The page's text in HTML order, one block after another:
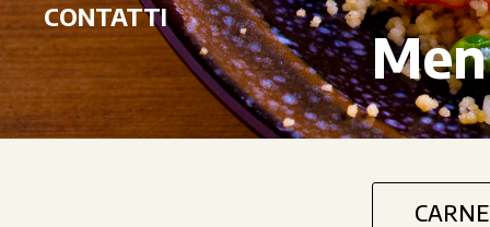
CONTATTI
CARNE